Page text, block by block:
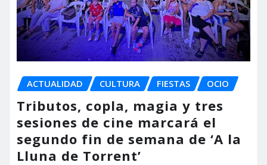
ACTUALIDAD CULTURA FIESTAS OCIO
Tributos, copla, magia y tres
sesiones de cine marcará el
segundo fin de semana de ‘A la
Lluna de Torrent’